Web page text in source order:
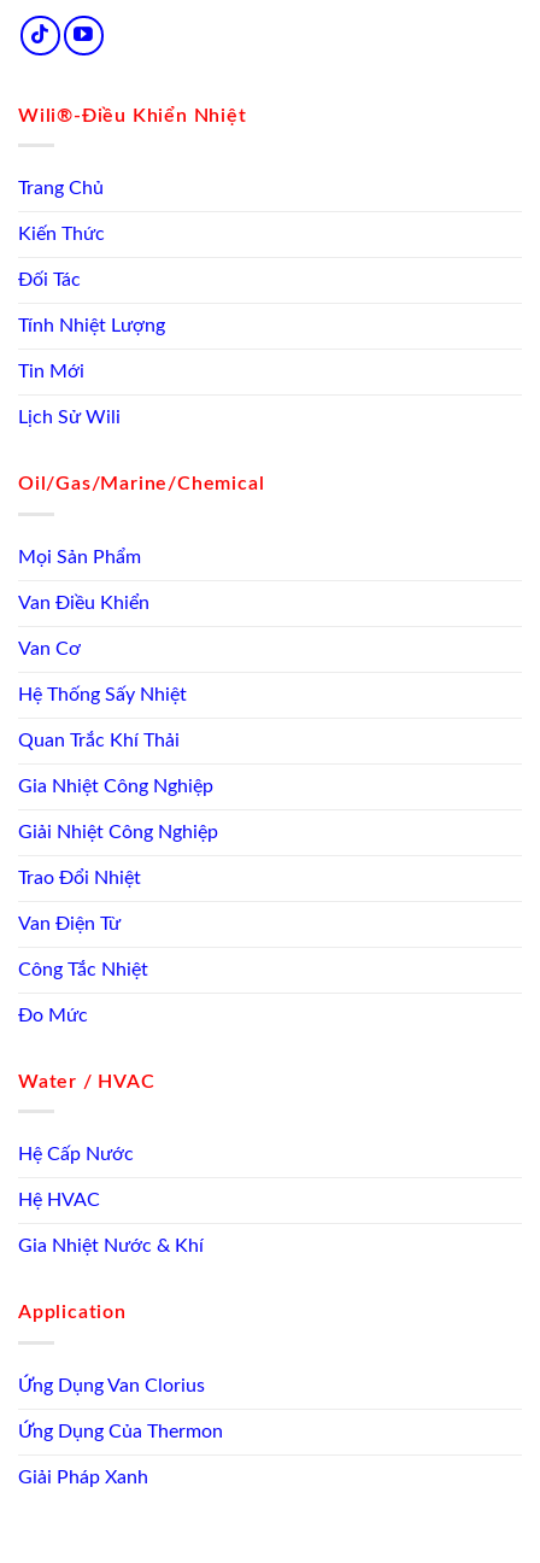
Wili®-Điều Khiển Nhiệt
Trang Chủ
Kiến Thức
Đối Tác
Tính Nhiệt Lượng
Tin Mới
Lịch Sử Wili
Oil/Gas/Marine/Chemical
Mọi Sản Phẩm
Van Điều Khiển
Van Cơ
Hệ Thống Sấy Nhiệt
Quan Trắc Khí Thải
Gia Nhiệt Công Nghiệp
Giải Nhiệt Công Nghiệp
Trao Đổi Nhiệt
Van Điện Từ
Công Tắc Nhiệt
Đo Mức
Water / HVAC
Hệ Cấp Nước
Hệ HVAC
Gia Nhiệt Nước & Khí
Application
Ứng Dụng Van Clorius
Ứng Dụng Của Thermon
Giải Pháp Xanh